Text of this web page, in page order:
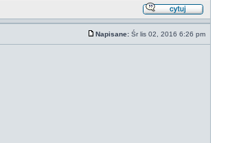
Napisane: Śr lis 02, 2016 6:26 pm